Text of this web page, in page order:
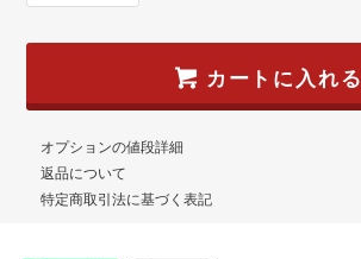
カートに入れる
オプションの値段詳細
返品について
特定商取引法に基づく表記